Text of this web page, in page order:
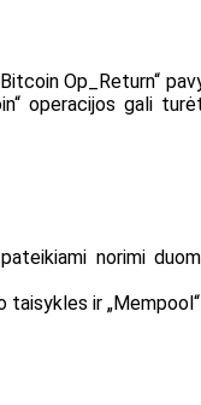
Op_Return“
operacijos gali
norimi
taisykles ir